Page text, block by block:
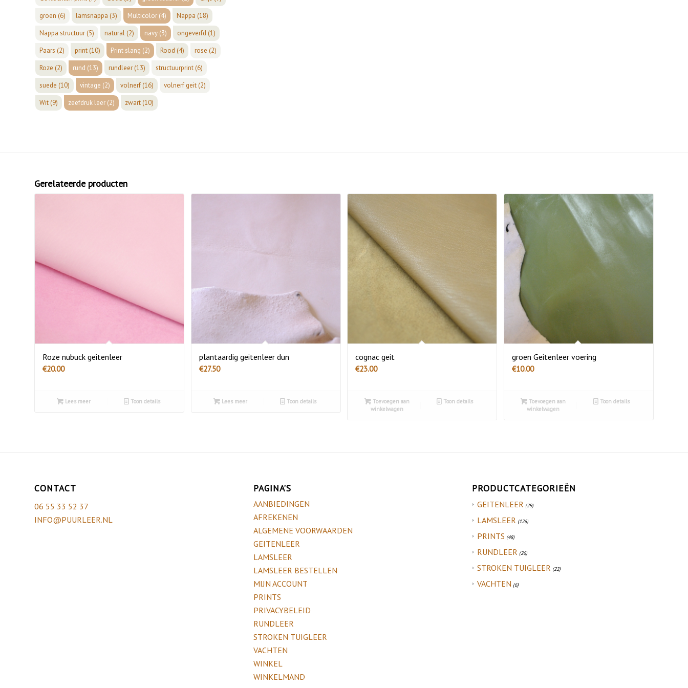
groen (6) lamsnappa (3) Multicolor (4) Nappa (18)
Nappa structuur (5) natural (2) navy (3) ongeverfd (1)
Paars (2) print (10) Print slang (2) Rood (4) rose (2)
Roze (2) rund (13) rundleer (13) structuurprint (6)
suede (10) vintage (2) volnerf (16) volnerf geit (2)
Wit (9) zeefdruk leer (2) zwart (10)
Gerelateerde producten
Roze nubuck geitenleer
€20.00
Lees meer Toon details
plantaardig geitenleer dun
€27.50
Lees meer Toon details
cognac geit
€23.00
Toevoegen aan
winkelwagen
Toon details
groen Geitenleer voering
€10.00
Toevoegen aan
winkelwagen
Toon details
CONTACT
06 55 33 52 37
INFO@PUURLEER.NL
PAGINA’S
AANBIEDINGEN
AFREKENEN
ALGEMENE VOORWAARDEN
GEITENLEER
LAMSLEER
LAMSLEER BESTELLEN
MIJN ACCOUNT
PRINTS
PRIVACYBELEID
RUNDLEER
STROKEN TUIGLEER
VACHTEN
WINKEL
WINKELMAND
PRODUCTCATEGORIEËN
GEITENLEER (29)
LAMSLEER (126)
PRINTS (48)
RUNDLEER (26)
STROKEN TUIGLEER (22)
VACHTEN (6)